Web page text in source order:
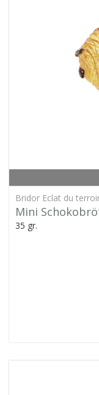
Bridor Eclat du
Mini
35 gr.